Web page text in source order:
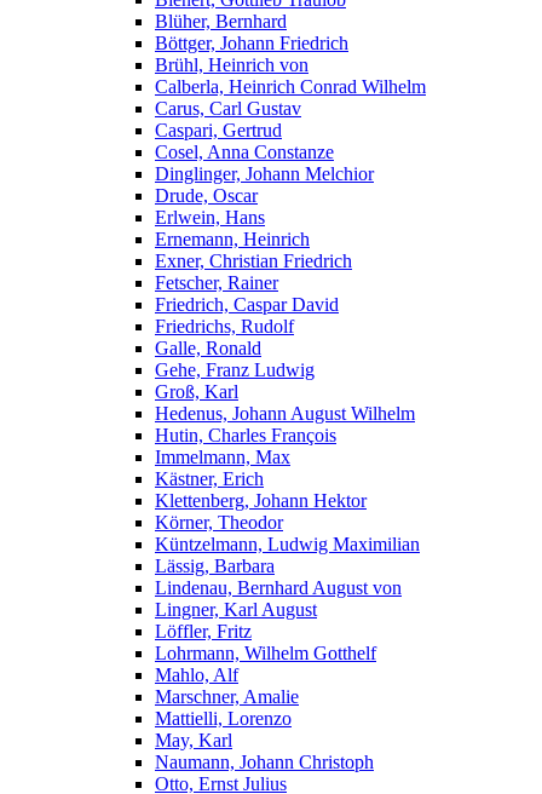
Blüher, Bernhard
Böttger, Johann Friedrich
Brühl, Heinrich von
Calberla, Heinrich Conrad Wilhelm
Carus, Carl Gustav
Caspari, Gertrud
Cosel, Anna Constanze
Dinglinger, Johann Melchior
Drude, Oscar
Erlwein, Hans
Ernemann, Heinrich
Exner, Christian Friedrich
Fetscher, Rainer
Friedrich, Caspar David
Friedrichs, Rudolf
Galle, Ronald
Gehe, Franz Ludwig
Groß, Karl
Hedenus, Johann August Wilhelm
Hutin, Charles François
Immelmann, Max
Kästner, Erich
Klettenberg, Johann Hektor
Körner, Theodor
Küntzelmann, Ludwig Maximilian
Lässig, Barbara
Lindenau, Bernhard August von
Lingner, Karl August
Löffler, Fritz
Lohrmann, Wilhelm Gotthelf
Mahlo, Alf
Marschner, Amalie
Mattielli, Lorenzo
May, Karl
Naumann, Johann Christoph
Otto, Ernst Julius